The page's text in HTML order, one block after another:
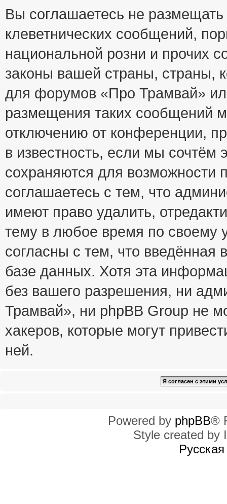
Вы соглашаетесь не
клеветнических сообщений,
национальной розни и прочих
законы вашей страны, страны,
для форумов «Про Трамвай»
размещения таких сообщений
отключению от конференции,
в известность, если мы
сохраняются для возможности
соглашаетесь с тем, что
имеют право удалить,
тему в любое время по своему
согласны с тем, что
базе данных. Хотя эта
без вашего разрешения, ни
Трамвай», ни phpBB Group не
хакеров, которые могут
ней.
Powered by phpBB®
Style created by